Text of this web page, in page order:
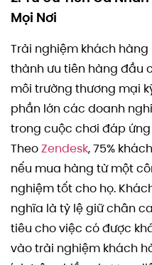
Mọi Nơi
Trải nghiệm khách
thành ưu tiên hàng đầu
môi trường thương mại
phần lớn các doanh
trong cuộc chơi đáp
TheoZendesk, 75%
nếu mua hàng từ một
nghiệm tốt cho họ.
nghĩa là tỷ lệ giữ chân
tiêu cho việc có được
vào trải nghiệm khách